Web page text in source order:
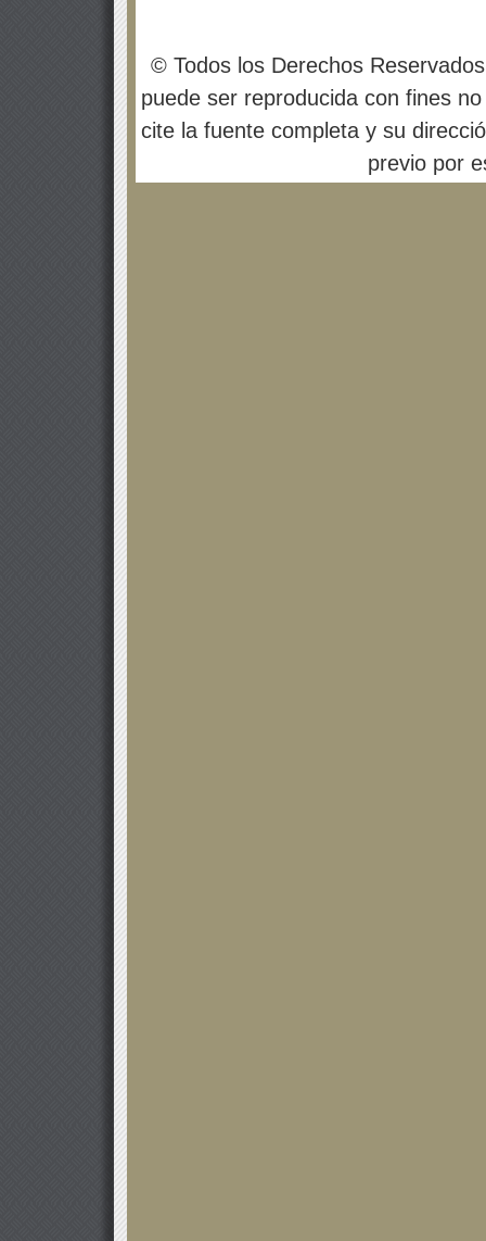
© Todos los Derechos
puede ser reproducida con fines
cite la fuente completa y su
previo por